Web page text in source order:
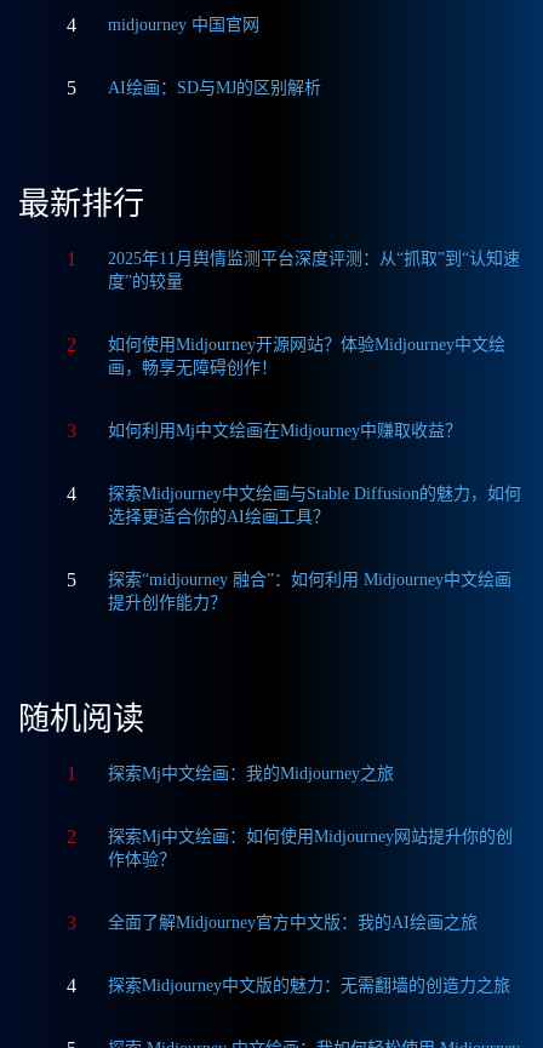
4 midjourney 中国官网
5 AI绘画：SD与MJ的区别解析
最新排行
1
2025年11月舆情监测平台深度评测：从“抓取”到“认知速
度”的较量
2
如何使用Midjourney开源网站？体验Midjourney中文绘
画，畅享无障碍创作！
3 如何利用Mj中文绘画在Midjourney中赚取收益？
4
探索Midjourney中文绘画与Stable Diffusion的魅力，如何
选择更适合你的AI绘画工具？
5
探索“midjourney 融合”：如何利用 Midjourney中文绘画
提升创作能力？
随机阅读
1 探索Mj中文绘画：我的Midjourney之旅
2
探索Mj中文绘画：如何使用Midjourney网站提升你的创
作体验？
3 全面了解Midjourney官方中文版：我的AI绘画之旅
4 探索Midjourney中文版的魅力：无需翻墙的创造力之旅